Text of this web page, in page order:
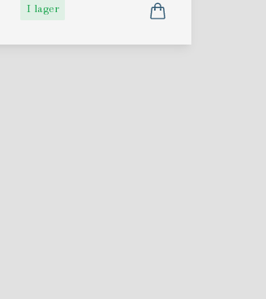
I lager